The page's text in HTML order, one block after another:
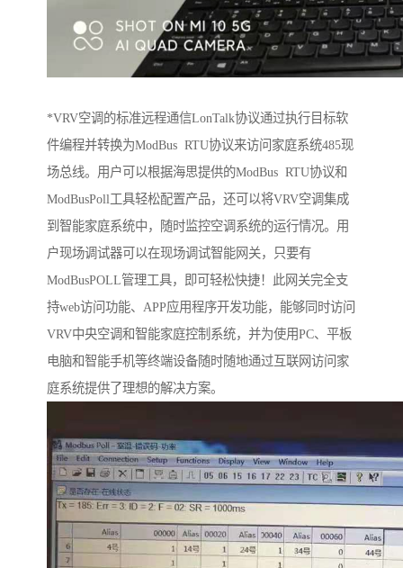
*VRV空调的标准远程通信LonTalk协议通过执行目标软
件编程并转换为ModBus RTU协议来访问家庭系统485现
场总线。用户可以根据海思提供的ModBus RTU协议和
ModBusPoll工具轻松配置产品，还可以将VRV空调集成
到智能家庭系统中，随时监控空调系统的运行情况。用
户现场调试器可以在现场调试智能网关，只要有
ModBusPOLL管理工具，即可轻松快捷！此网关完全支
持web访问功能、APP应用程序开发功能，能够同时访问
VRV中央空调和智能家庭控制系统，并为使用PC、平板
电脑和智能手机等终端设备随时随地通过互联网访问家
庭系统提供了理想的解决方案。